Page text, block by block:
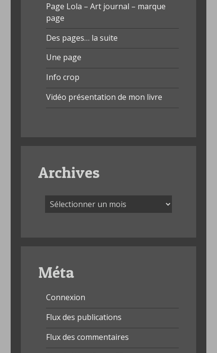
Page Lola – Art journal – marque
page
Des pages… la suite
Une page
Info crop
Vidéo présentation de mon livre
Archives
Archives
Méta
Connexion
Flux des publications
Flux des commentaires